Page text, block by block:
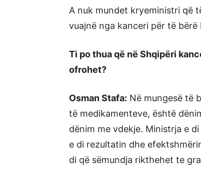
A nuk mundet kryeministri që
vuajnë nga kanceri për të bërë
Ti po thua që në Shqipëri
ofrohet?
Osman Stafa: Në mungesë të
të medikamenteve, është
dënim me vdekje. Ministrja e
e di rezultatin dhe
di që sëmundja rikthehet te